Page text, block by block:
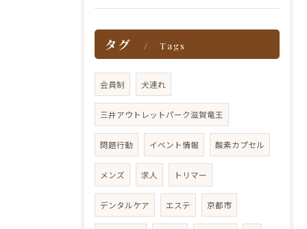
タグ Tags
会員制 犬連れ
三井アウトレットパーク滋賀竜王
問題行動 イベント情報 酸素カプセル
メンズ 求人 トリマー
デンタルケア エステ 京都市